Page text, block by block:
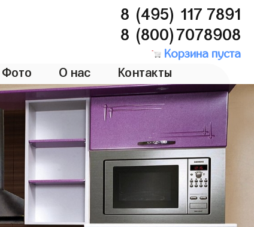
8 (495) 117 7891
8 (800)7078908
Корзина пуста
Фото О нас Контакты